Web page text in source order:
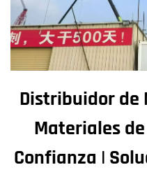
Distribuidor de
Materiales
Confianza |